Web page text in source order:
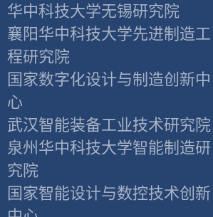
华中科技大学无锡研究院
襄阳华中科技大学先进制造工
程研究院
国家数字化设计与制造创新中
心
武汉智能装备工业技术研究院
泉州华中科技大学智能制造研
究院
国家智能设计与数控技术创新